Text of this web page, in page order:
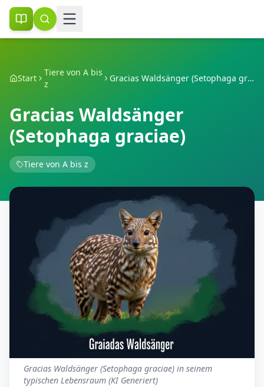
Start
Tiere von A bis
z
Gracias Waldsänger (Setophaga graciae)
Gracias Waldsänger
(Setophaga graciae)
Tiere von A bis z
Gracias Waldsänger (Setophaga graciae) in seinem
typischen Lebensraum (KI Generiert)